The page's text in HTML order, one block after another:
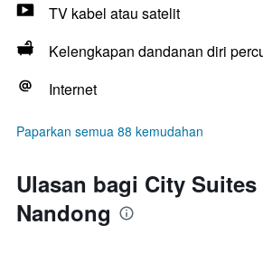
TV kabel atau satelit
Kelengkapan dandanan diri
Internet
Paparkan semua 88 kemudahan
Ulasan bagi City Suites
Nandong